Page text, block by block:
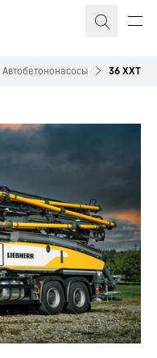
Автобетононасосы 36 XXT